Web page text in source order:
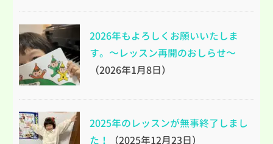
2026年もよろしくお願いいたしま
す。～レッスン再開のおしらせ～
（2026年1月8日）
2025年のレッスンが無事終了しまし
た！
（2025年12月23日）